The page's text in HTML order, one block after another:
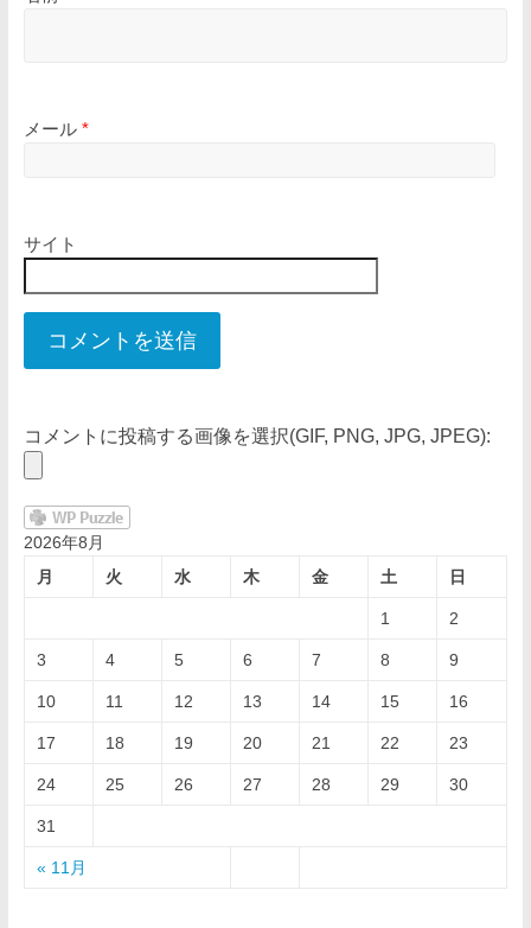
メール *
サイト
コメントに投稿する画像を選択(GIF, PNG, JPG, JPEG):
2026年8月
月
火 水 木 金 土 日
« 11月
1 2
3 4 5 6 7 8 9
10 11 12 13 14 15 16
17 18 19 20 21 22 23
24 25 26 27 28 29 30
31